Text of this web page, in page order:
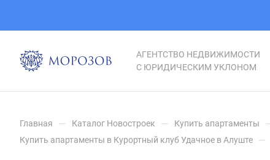
АГЕНТСТВО НЕДВИЖИМОСТИ
С ЮРИДИЧЕСКИМ УКЛОНОМ
Главная — Каталог Новостроек — Купить апартаменты
Купить апартаменты в Курортный клуб Удачное в Алуште —